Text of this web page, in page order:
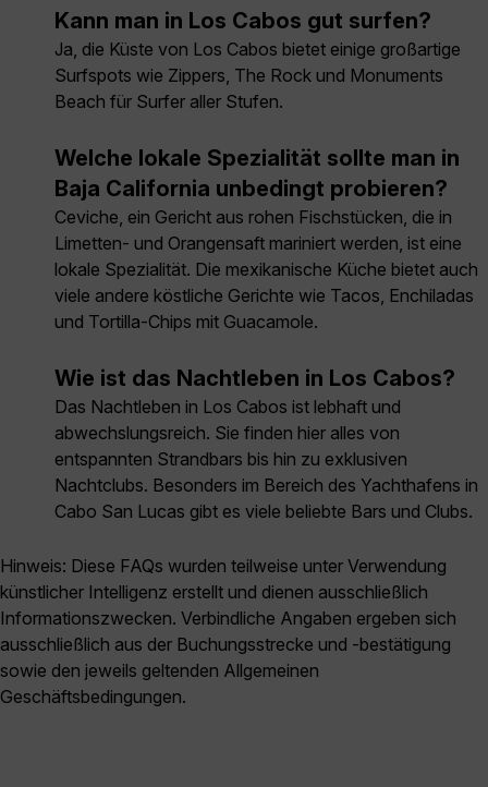
Kann man in Los Cabos gut surfen?
Ja, die Küste von Los Cabos bietet einige großartige
Surfspots wie Zippers, The Rock und Monuments
Beach für Surfer aller Stufen.
Welche lokale Spezialität sollte man in
Baja California unbedingt probieren?
Ceviche, ein Gericht aus rohen Fischstücken, die in
Limetten- und Orangensaft mariniert werden, ist eine
lokale Spezialität. Die mexikanische Küche bietet auch
viele andere köstliche Gerichte wie Tacos, Enchiladas
und Tortilla-Chips mit Guacamole.
Wie ist das Nachtleben in Los Cabos?
Das Nachtleben in Los Cabos ist lebhaft und
abwechslungsreich. Sie finden hier alles von
entspannten Strandbars bis hin zu exklusiven
Nachtclubs. Besonders im Bereich des Yachthafens in
Cabo San Lucas gibt es viele beliebte Bars und Clubs.
Hinweis: Diese FAQs wurden teilweise unter Verwendung
künstlicher Intelligenz erstellt und dienen ausschließlich
Informationszwecken. Verbindliche Angaben ergeben sich
ausschließlich aus der Buchungsstrecke und -bestätigung
sowie den jeweils geltenden Allgemeinen
Geschäftsbedingungen.